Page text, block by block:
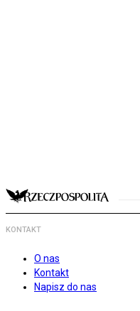
KONTAKT
O nas
Kontakt
Napisz do nas